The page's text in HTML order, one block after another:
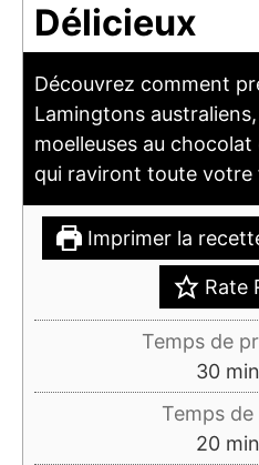
Délicieux
Découvrez comment
Lamingtons
moelleuses au
qui raviront toute votre
Imprimer la
Rate
Temps de
30
Temps
20